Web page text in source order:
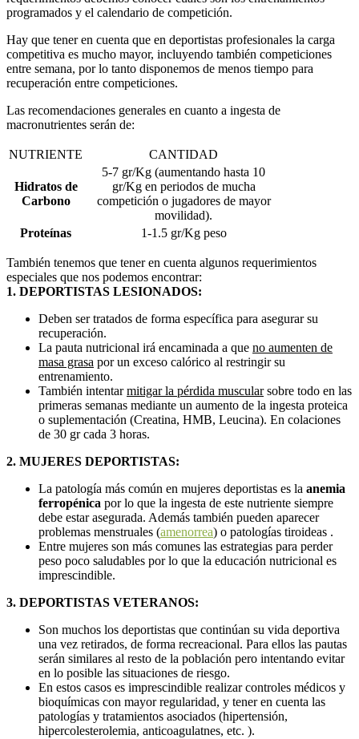
programados y el calendario de competición.
Hay que tener en cuenta que en deportistas profesionales la carga
competitiva es mucho mayor, incluyendo también competiciones
entre semana, por lo tanto disponemos de menos tiempo para
recuperación entre competiciones.
Las recomendaciones generales en cuanto a ingesta de
macronutrientes serán de:
NUTRIENTE CANTIDAD
Hidratos de
Carbono
5-7 gr/Kg (aumentando hasta 10
gr/Kg en periodos de mucha
competición o jugadores de mayor
movilidad).
Proteínas
1-1.5 gr/Kg peso
También tenemos que tener en cuenta algunos requerimientos
especiales que nos podemos encontrar:
1. DEPORTISTAS LESIONADOS:
Deben ser tratados de forma específica para asegurar su
recuperación.
La pauta nutricional irá encaminada a que no aumenten de
masa grasa por un exceso calórico al restringir su
entrenamiento.
También intentarmitigar la pérdida muscularsobre todo en las
primeras semanas mediante un aumento de la ingesta proteica
o suplementación (Creatina, HMB, Leucina). En colaciones
de 30 gr cada 3 horas.
2. MUJERES DEPORTISTAS:
La patología más común en mujeres deportistas es la anemia
ferropénica por lo que la ingesta de este nutriente siempre
debe estar asegurada. Además también pueden aparecer
problemas menstruales (amenorrea) o patologías tiroideas .
Entre mujeres son más comunes las estrategias para perder
peso poco saludables por lo que la educación nutricional es
imprescindible.
3. DEPORTISTAS VETERANOS:
Son muchos los deportistas que continúan su vida deportiva
una vez retirados, de forma recreacional. Para ellos las pautas
serán similares al resto de la población pero intentando evitar
en lo posible las situaciones de riesgo.
En estos casos es imprescindible realizar controles médicos y
bioquímicas con mayor regularidad, y tener en cuenta las
patologías y tratamientos asociados (hipertensión,
hipercolesterolemia, anticoagulatnes, etc. ).